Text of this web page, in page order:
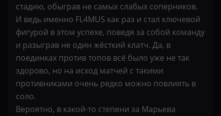
стадию, обыграв не самых слабых соперников.
И ведь именно FL4MUS как раз и стал ключевой
фигурой в этом успехе, поведя за собой команду
и разыграв не один жёсткий клатч. Да, в
поединках против топов всё было уже не так
здорово, но на исход матчей с такими
противниками очень редко можно повлиять в
соло.
Вероятно, в какой-то степени за Марьева